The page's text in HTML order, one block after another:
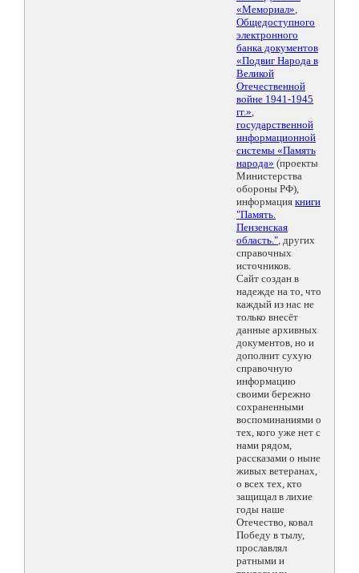
«Мемориал»,
Общедоступного
электронного
банка документов
«Подвиг Народа в
Великой
Отечественной
войне 1941-1945
гг.»,
государственной
информационной
системы «Память
народа» (проекты
Министерства
обороны РФ),
информация книги
"Память.
Пензенская
область.", других
справочных
источников.
Сайт создан в
надежде на то, что
каждый из нас не
только внесёт
данные архивных
документов, но и
дополнит сухую
справочную
информацию
своими бережно
сохраненными
воспоминаниями о
тех, кого уже нет с
нами рядом,
рассказами о ныне
живых ветеранах,
о всех тех, кто
защищал в лихие
годы наше
Отечество, ковал
Победу в тылу,
прославлял
ратными и